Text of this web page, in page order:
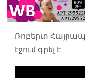
Ռոբերտ
էջում գրել է.